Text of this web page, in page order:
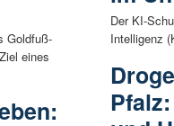
Goldfuß-
eines
Der KI-
Intelligenz